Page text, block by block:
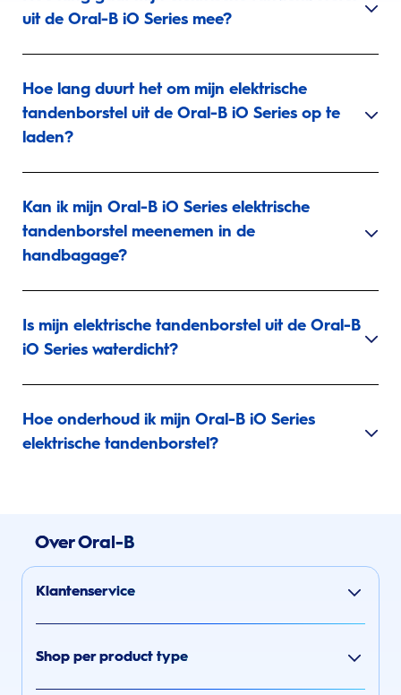
uit de Oral-B iO Series mee?
Hoe lang duurt het om mijn elektrische
tandenborstel uit de Oral-B iO Series op te
laden?
Kan ik mijn Oral-B iO Series elektrische
tandenborstel meenemen in de
handbagage?
Is mijn elektrische tandenborstel uit de Oral-B
iO Series waterdicht?
Hoe onderhoud ik mijn Oral-B iO Series
elektrische tandenborstel?
Over Oral-B
Klantenservice
Shop per product type